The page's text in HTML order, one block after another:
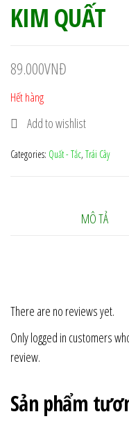
KIM QUẤT
89.000VNĐ
Hết hàng
Add to wishlist
Categories: Quất - Tắc, Trái Cây
MÔ TẢ
There are no reviews yet.
Only logged in customers
review.
Sản phẩm